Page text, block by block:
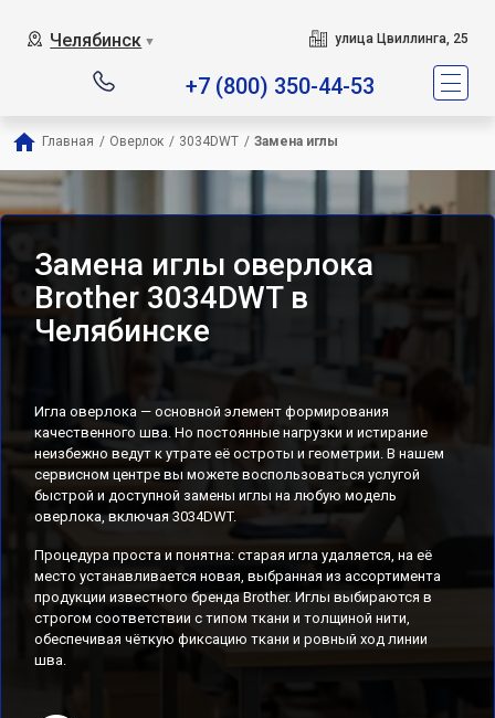
Челябинск ▼ улица Цвиллинга, 25
+7 (800) 350-44-53
Главная / Оверлок / 3034DWT / Замена иглы
Замена иглы оверлока
Brother 3034DWT в
Челябинске
Игла оверлока — основной элемент формирования
качественного шва. Но постоянные нагрузки и истирание
неизбежно ведут к утрате её остроты и геометрии. В нашем
сервисном центре вы можете воспользоваться услугой
быстрой и доступной замены иглы на любую модель
оверлока, включая 3034DWT.
Процедура проста и понятна: старая игла удаляется, на её
место устанавливается новая, выбранная из ассортимента
продукции известного бренда Brother. Иглы выбираются в
строгом соответствии с типом ткани и толщиной нити,
обеспечивая чёткую фиксацию ткани и ровный ход линии
шва.